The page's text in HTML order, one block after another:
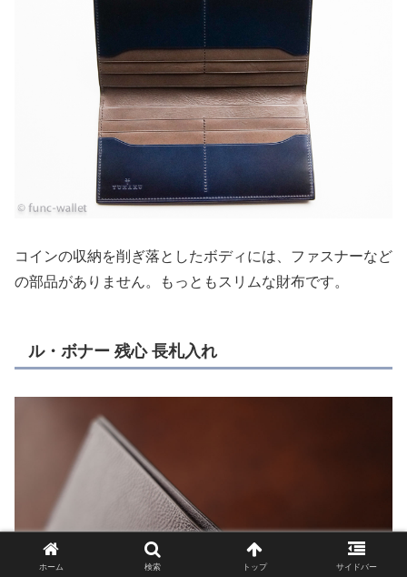
コインの収納を削ぎ落としたボディには、ファスナーなど
の部品がありません。もっともスリムな財布です。
ル・ボナー 残心 長札入れ
ホーム 検索 トップ サイドバー